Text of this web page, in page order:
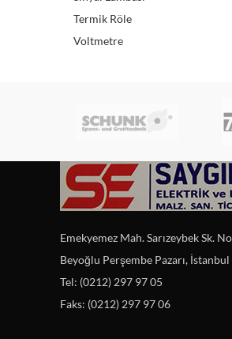
Termik Röle
Voltmetre
Emekyemez Mah. Sarızeybek Sk.
Beyoğlu Perşembe Pazarı, İstanbul
Tel: (0212) 297 97 05
Faks: (0212) 297 97 06